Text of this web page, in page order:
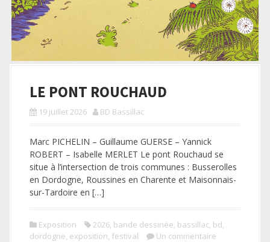
LE PONT ROUCHAUD
19 juillet 2026 BD Bassillac
Marc PICHELIN – Guillaume GUERSE – Yannick
ROBERT – Isabelle MERLET Le pont Rouchaud se
situe à l’intersection de trois communes : Busserolles
en Dordogne, Roussines en Charente et Maisonnais-
sur-Tardoire en […]
Exposition 2026, bande dessinée, bassillac, bd,
dordogne, exposition, festival Un commentaire